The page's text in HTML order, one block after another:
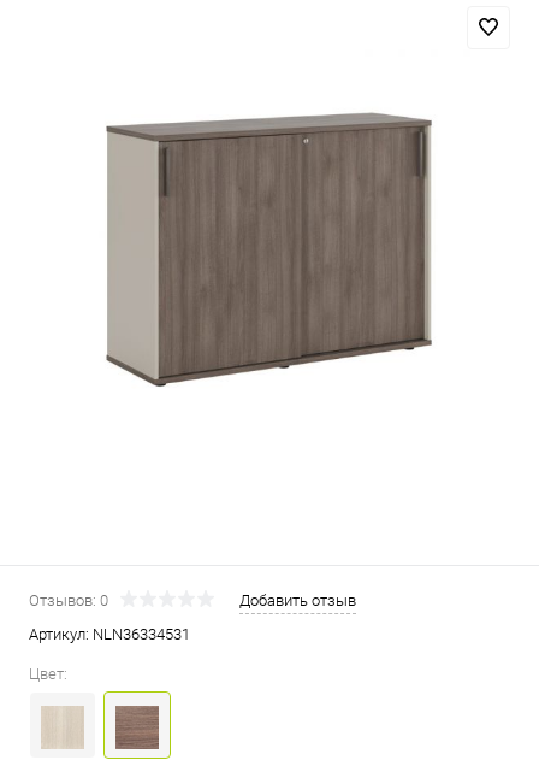
Отзывов: 0
Добавить отзыв
Артикул: NLN36334531
Цвет: